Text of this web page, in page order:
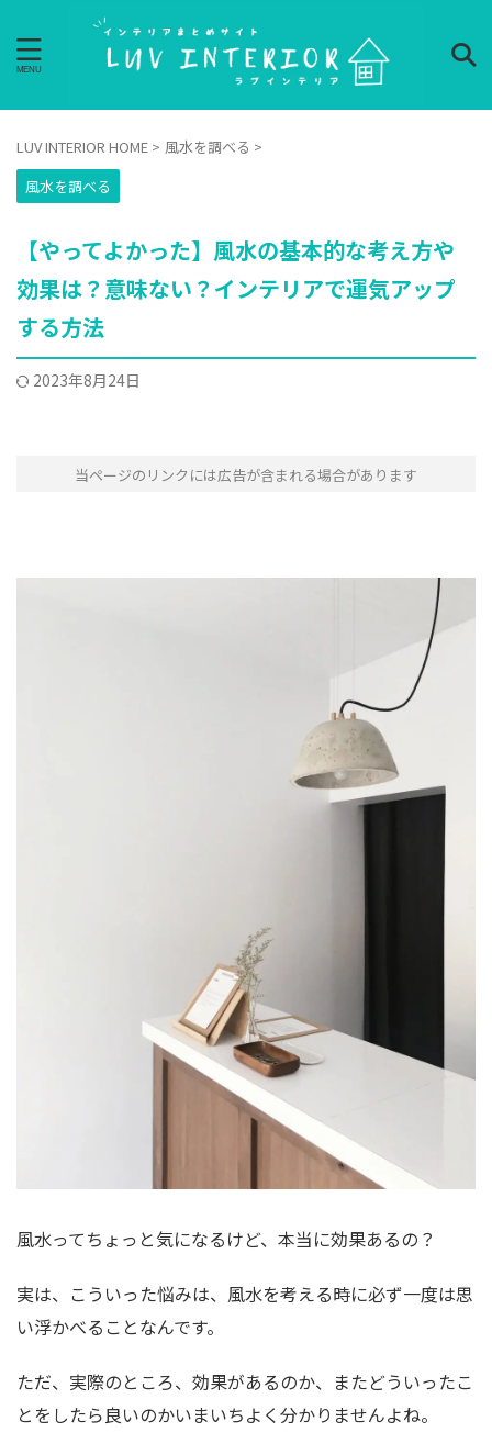
LUV INTERIOR HOME > 風水を調べる >
風水を調べる
【やってよかった】風水の基本的な考え方や
効果は？意味ない？インテリアで運気アップ
する方法
2023年8月24日
当ページのリンクには広告が含まれる場合があります
風水ってちょっと気になるけど、本当に効果あるの？
実は、こういった悩みは、風水を考える時に必ず一度は思
い浮かべることなんです。
ただ、実際のところ、効果があるのか、またどういったこ
とをしたら良いのかいまいちよく分かりませんよね。